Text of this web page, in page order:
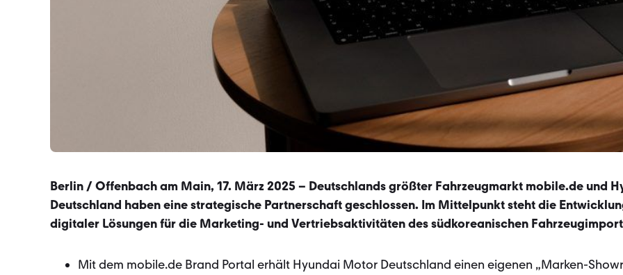
Berlin / Offenbach am Main, 17. März 2025 – Deutschlands größter Fahrzeugmarkt mobile.de und
Deutschland haben eine strategische Partnerschaft geschlossen. Im Mittelpunkt steht die
digitaler Lösungen für die Marketing- und Vertriebsaktivitäten des südkoreanischen
Mit dem mobile.de Brand Portal erhält Hyundai Motor Deutschland einen eigenen „Marken-